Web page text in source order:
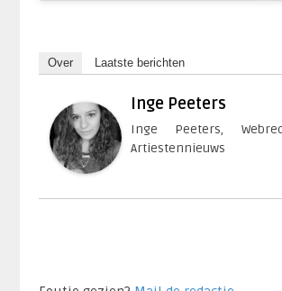
Over Laatste berichten
Inge Peeters
Inge Peeters,
Artiestennieuws